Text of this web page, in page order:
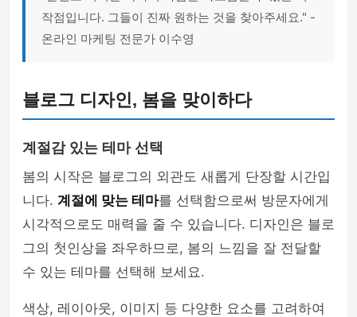
작점입니다. 그들이 진짜 원하는 것을 찾아주세요." -
온라인 마케팅 전문가 이수영
블로그 디자인, 봄을 맞이하다
계절감 있는 테마 선택
봄의 시작은 블로그의 외관도 새롭게 단장할 시간입
니다. 계절에 맞는 테마를 선택함으로써 방문자에게
시각적으로도 매력을 줄 수 있습니다. 디자인은 블로
그의 첫인상을 좌우하므로, 봄의 느낌을 잘 전달할
수 있는 테마를 선택해 보세요.
색상, 레이아웃, 이미지 등 다양한 요소를 고려하여